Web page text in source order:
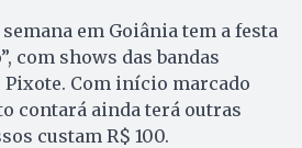
em Goiânia tem a festa
com shows das bandas
Pixote. Com início marcado
contará ainda terá outras
custam R$ 100.